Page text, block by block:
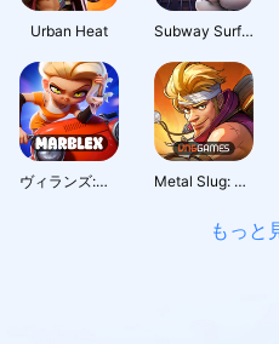
Urban Heat Subway Surfers City
ヴィランズ:ロボバトルロイヤル Metal Slug: Awakening
もっと